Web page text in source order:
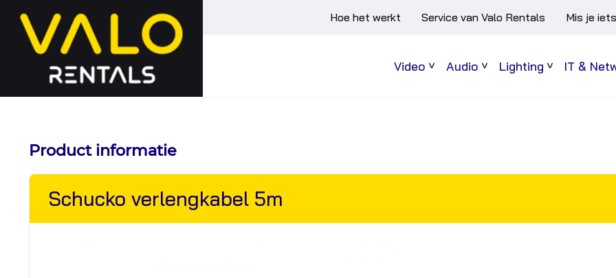
Hoofdmenu
overslaan
Hoe het werkt Service van Valo Rentals Mis je
Video
Sub
Audio
Sub
Lighting
Sub
IT &
Product informatie
Schucko verlengkabel 5m